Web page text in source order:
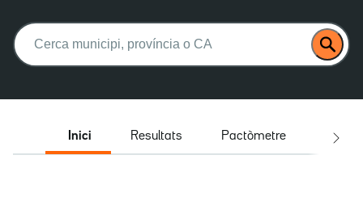
Buscar:
Inici Resultats Pactòmetre